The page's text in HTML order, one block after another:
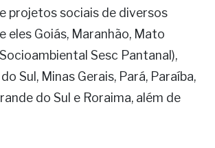
projetos sociais de diversos
eles Goiás, Maranhão, Mato
Sesc Pantanal),
Sul, Minas Gerais, Pará, Paraíba,
do Sul e Roraima, além de